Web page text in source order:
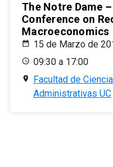
The Notre Dame
Conference on
Macroeconomics
15 de Marzo de
09:30 a 17:00
Facultad de
Administrativas UC